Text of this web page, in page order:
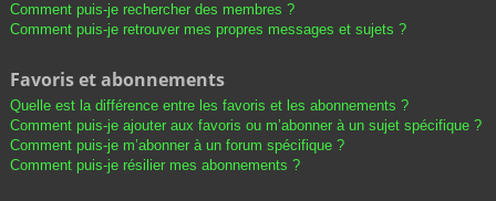
Comment puis-je rechercher des membres ?
Comment puis-je retrouver mes propres messages et sujets ?
Favoris et abonnements
Quelle est la différence entre les favoris et les abonnements ?
Comment puis-je ajouter aux favoris ou m’abonner à un sujet spécifique ?
Comment puis-je m’abonner à un forum spécifique ?
Comment puis-je résilier mes abonnements ?